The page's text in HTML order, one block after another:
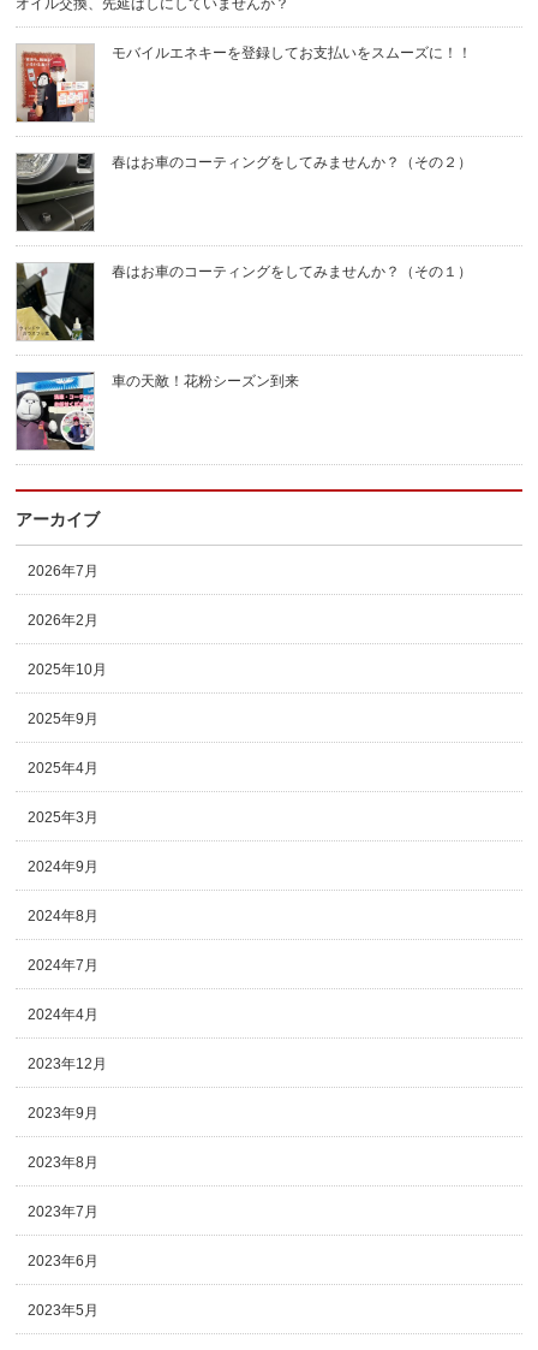
オイル交換、先延ばしにしていませんか？
モバイルエネキーを登録してお支払いをスムーズに！！
春はお車のコーティングをしてみませんか？（その２）
春はお車のコーティングをしてみませんか？（その１）
車の天敵！花粉シーズン到来
アーカイブ
2026年7月
2026年2月
2025年10月
2025年9月
2025年4月
2025年3月
2024年9月
2024年8月
2024年7月
2024年4月
2023年12月
2023年9月
2023年8月
2023年7月
2023年6月
2023年5月